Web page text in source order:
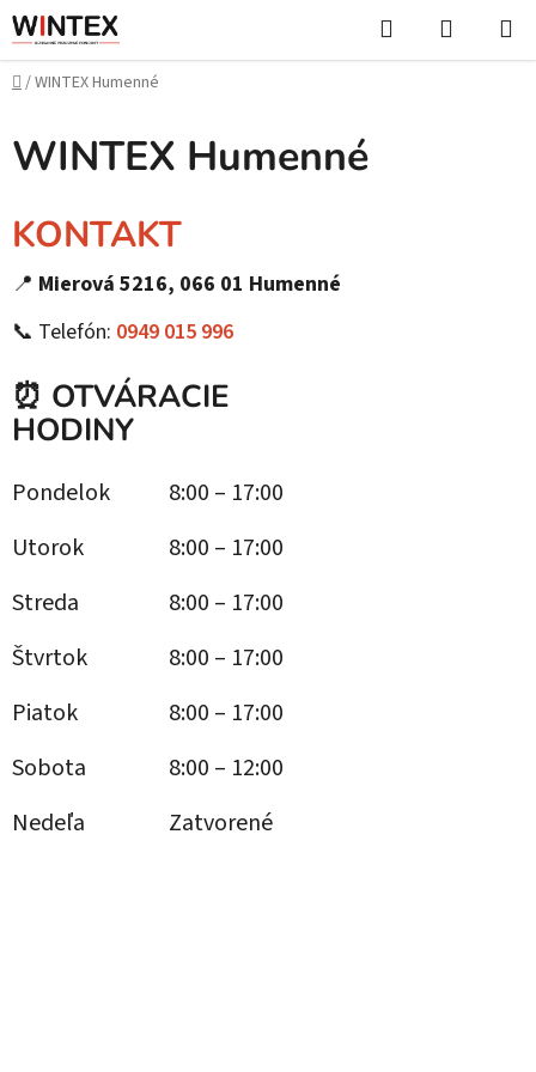
Prejsť
na
obsah
Hľadať
KOŠÍK
Domov
/WINTEX Humenné
WINTEX Humenné
KONTAKT
📍 Mierová 5216, 066 01 Humenné
📞 Telefón: 0949 015 996
⏰ OTVÁRACIE
HODINY
Pondelok
8:00 – 17:00
Utorok
8:00 – 17:00
Streda
8:00 – 17:00
Štvrtok
8:00 – 17:00
Piatok
8:00 – 17:00
Sobota
8:00 – 12:00
Nedeľa
Zatvorené